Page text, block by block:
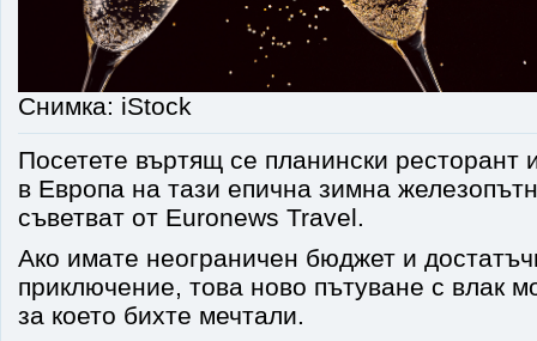
Снимка: iStock
Посетете въртящ се планински ресторант
в Европа на тази епична зимна
съветват от Euronews Travel.
Ако имате неограничен бюджет и
приключение, това ново пътуване с влак
за което бихте мечтали.